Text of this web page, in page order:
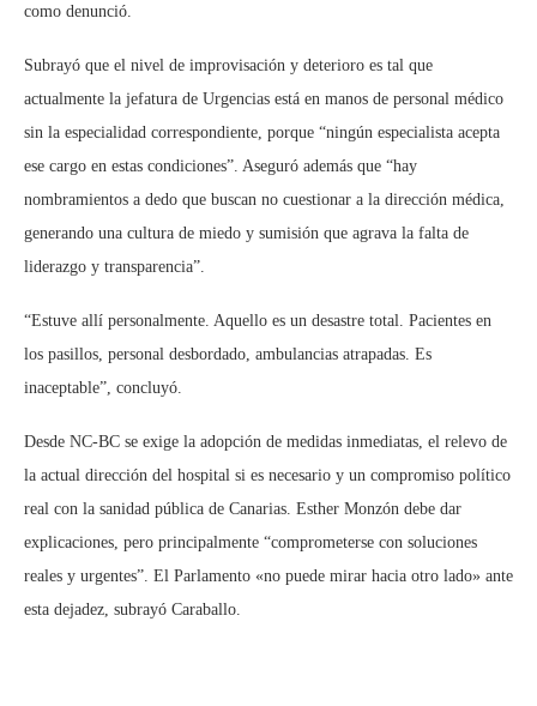
como denunció.
Subrayó que el nivel de improvisación y deterioro es tal que
actualmente la jefatura de Urgencias está en manos de personal médico
sin la especialidad correspondiente, porque “ningún especialista acepta
ese cargo en estas condiciones”. Aseguró además que “hay
nombramientos a dedo que buscan no cuestionar a la dirección médica,
generando una cultura de miedo y sumisión que agrava la falta de
liderazgo y transparencia”.
“Estuve allí personalmente. Aquello es un desastre total. Pacientes en
los pasillos, personal desbordado, ambulancias atrapadas. Es
inaceptable”, concluyó.
Desde NC-BC se exige la adopción de medidas inmediatas, el relevo de
la actual dirección del hospital si es necesario y un compromiso político
real con la sanidad pública de Canarias. Esther Monzón debe dar
explicaciones, pero principalmente “comprometerse con soluciones
reales y urgentes”. El Parlamento «no puede mirar hacia otro lado» ante
esta dejadez, subrayó Caraballo.